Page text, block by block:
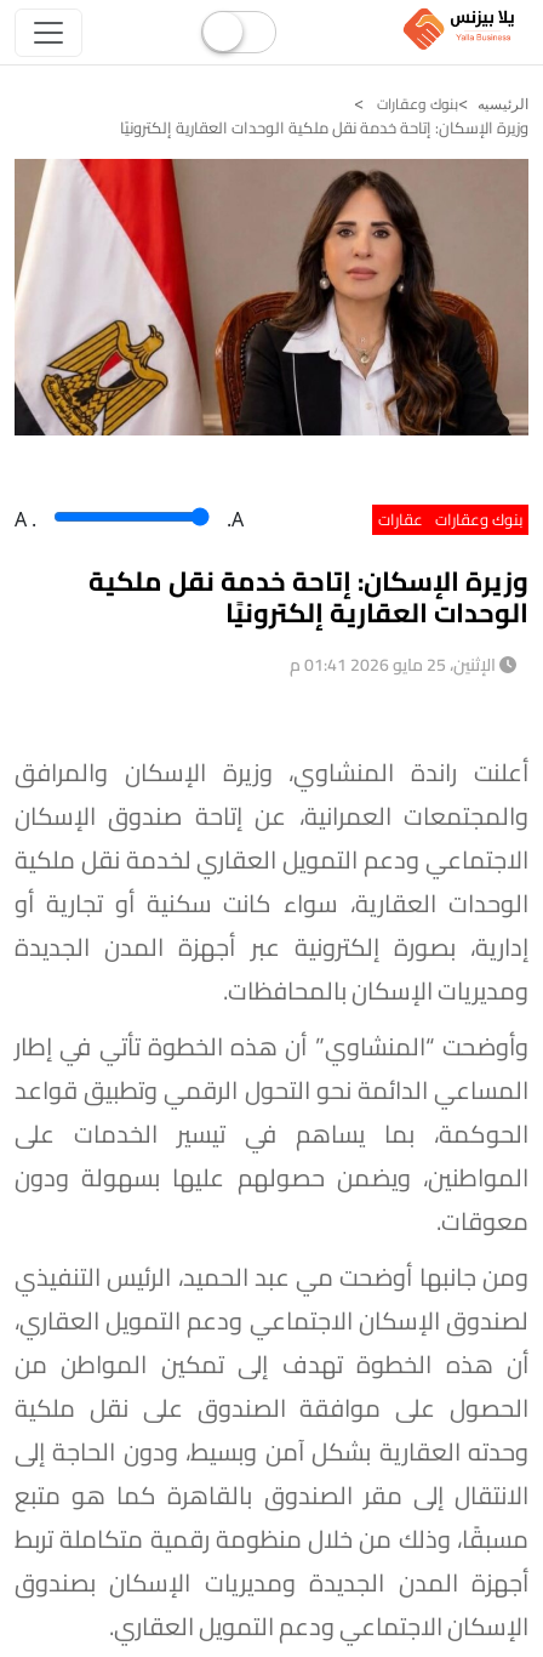
الرئيسيه بنوك وعقارات
وزيرة الإسكان: إتاحة خدمة نقل ملكية الوحدات العقارية إلكترونيًا
بنوك وعقارات عقارات A . .A
وزيرة الإسكان: إتاحة خدمة نقل ملكية
الوحدات العقارية إلكترونيًا
الإثنين، 25 مايو 2026 01:41 م
أعلنت راندة المنشاوي، وزيرة الإسكان والمرافق
والمجتمعات العمرانية، عن إتاحة صندوق الإسكان
الاجتماعي ودعم التمويل العقاري لخدمة نقل ملكية
الوحدات العقارية، سواء كانت سكنية أو تجارية أو
إدارية، بصورة إلكترونية عبر أجهزة المدن الجديدة
ومديريات الإسكان بالمحافظات.
وأوضحت “المنشاوي” أن هذه الخطوة تأتي في إطار
المساعي الدائمة نحو التحول الرقمي وتطبيق قواعد
الحوكمة، بما يساهم في تيسير الخدمات على
المواطنين، ويضمن حصولهم عليها بسهولة ودون
معوقات.
ومن جانبها أوضحت مي عبد الحميد، الرئيس التنفيذي
لصندوق الإسكان الاجتماعي ودعم التمويل العقاري،
أن هذه الخطوة تهدف إلى تمكين المواطن من
الحصول على موافقة الصندوق على نقل ملكية
وحدته العقارية بشكل آمن وبسيط، ودون الحاجة إلى
الانتقال إلى مقر الصندوق بالقاهرة كما هو متبع
مسبقًا، وذلك من خلال منظومة رقمية متكاملة تربط
أجهزة المدن الجديدة ومديريات الإسكان بصندوق
الإسكان الاجتماعي ودعم التمويل العقاري.